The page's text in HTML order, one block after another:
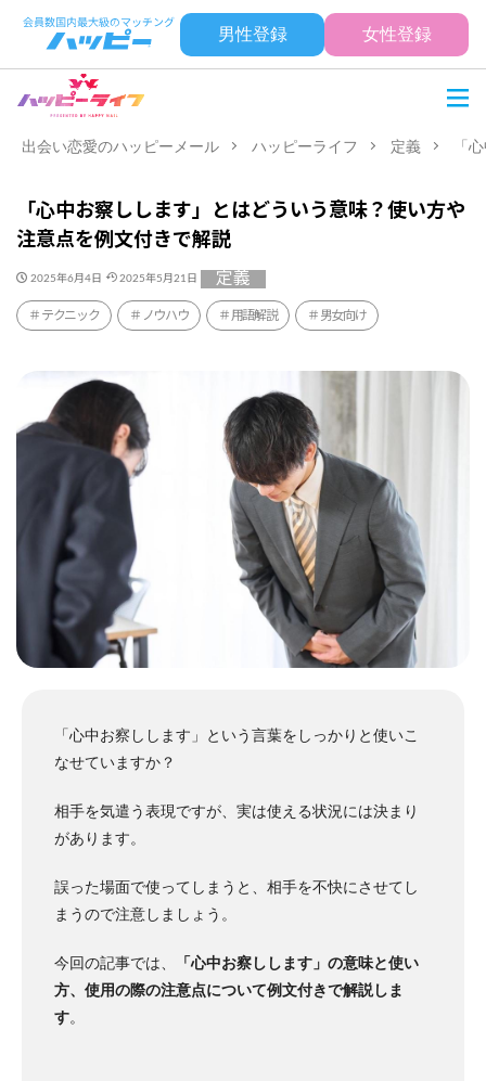
男性登録 女性登録
出会い恋愛のハッピーメール ハッピーライフ 定義 「
「心中お察しします」とはどういう意味？使い方や
注意点を例文付きで解説
2025年6月4日 2025年5月21日 定義
テクニック ノウハウ 用語解説 男女向け
「心中お察しします」という言葉をしっかりと使いこ
なせていますか？
相手を気遣う表現ですが、実は使える状況には決まり
があります。
誤った場面で使ってしまうと、相手を不快にさせてし
まうので注意しましょう。
今回の記事では、
「心中お察しします」の意味と使い
方、使用の際の注意点について例文付きで解説しま
す。